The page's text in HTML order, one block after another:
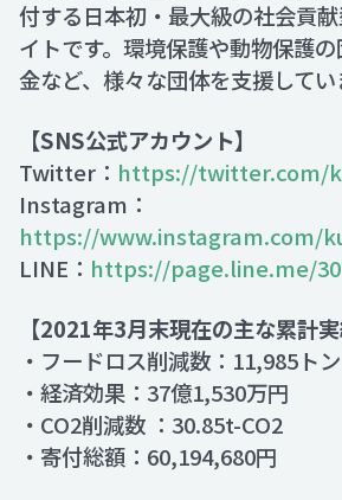
付する日本初・最大級の社会貢
イトです。環境保護や動物保護
金など、様々な団体を支援してい
【SNS公式アカウント】
Twitter： https://twitter.com/
Instagram：
https://www.instagram.com/
LINE： https://page.line.me/
【2021年3月末現在の主な累計実
・フードロス削減数：11,985トン
・経済効果：37億1,530万円
・CO2削減数 ：30.85t-CO2
・寄付総額：60,194,680円